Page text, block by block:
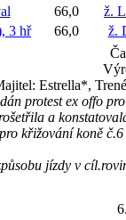
66,0
ž.
3 hř 66,0
ž.
Estrella*,
protest ex offo
a
křižování koně
jízdy v